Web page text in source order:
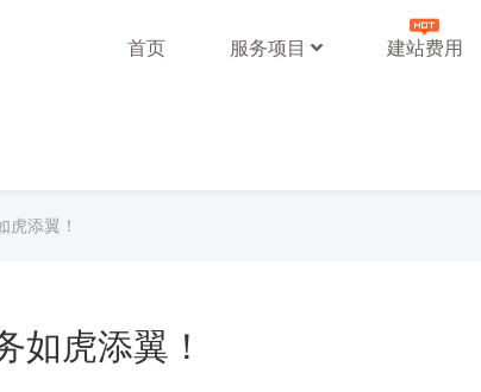
首页 服务项目 建站费用
虎添翼！
如虎添翼！